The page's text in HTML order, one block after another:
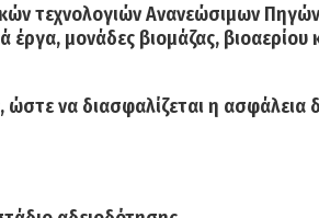
τεχνολογιών Ανανεώσιμων
μονάδες βιομάζας,
να διασφαλίζεται η ασφάλεια